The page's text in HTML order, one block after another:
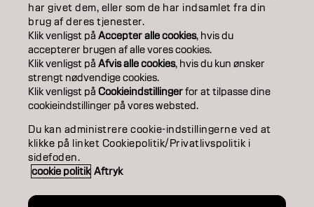
CONTACT US
ImprintPrivacy PolicyCookie Policy
Accessibility
DK | Danish
har givet dem, eller som de har indsamlet fra din
brug af deres tjenester.
Klik venligst påAccepter alle cookies, hvis du
accepterer brugen af ​​alle vores cookies.
Klik venligst påAfvis alle cookies, hvis du kun ønsker
strengt nødvendige cookies.
Klik venligst påCookieindstillingerfor at tilpasse dine
cookieindstillinger på vores websted.
Du kan administrere cookie-indstillingerne ved at
klikke på linket Cookiepolitik/Privatlivspolitik i
sidefoden.
cookie politik Aftryk